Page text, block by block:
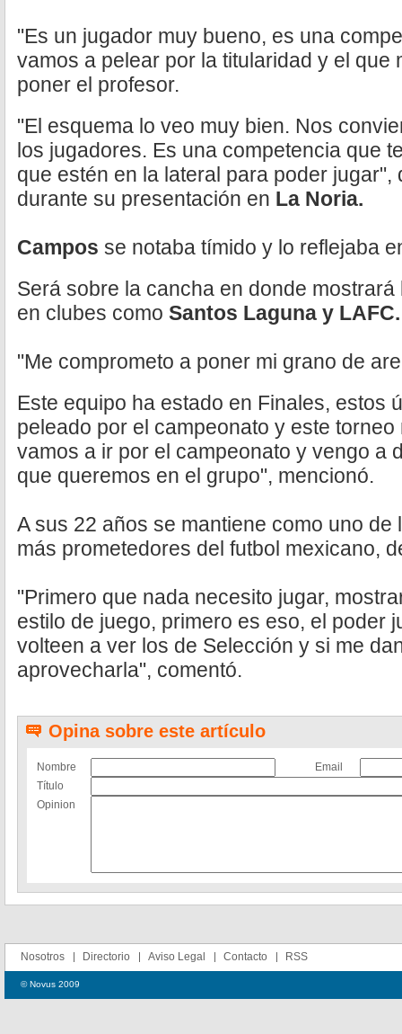
"Es un jugador muy bueno, es una
vamos a pelear por la titularidad y el que
poner el profesor.
"El esquema lo veo muy bien. Nos
los jugadores. Es una competencia que
que estén en la lateral para poder jugar",
durante su presentación en La Noria.
Campos se notaba tímido y lo reflejaba
Será sobre la cancha en donde
en clubes como Santos Laguna y LAFC.
"Me comprometo a poner mi grano de
Este equipo ha estado en Finales, estos
peleado por el campeonato y este
vamos a ir por el campeonato y vengo a
que queremos en el grupo", mencionó.
A sus 22 años se mantiene como uno
más prometedores del futbol mexicano,
"Primero que nada necesito jugar,
estilo de juego, primero es eso, el poder
volteen a ver los de Selección y si me
aprovecharla", comentó.
Opina sobre este artículo
Nombre
Email
Título
Opinion
Nosotros Directorio Aviso Legal Contacto RSS
© Novus 2009